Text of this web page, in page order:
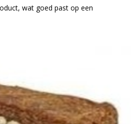
wat goed past op een